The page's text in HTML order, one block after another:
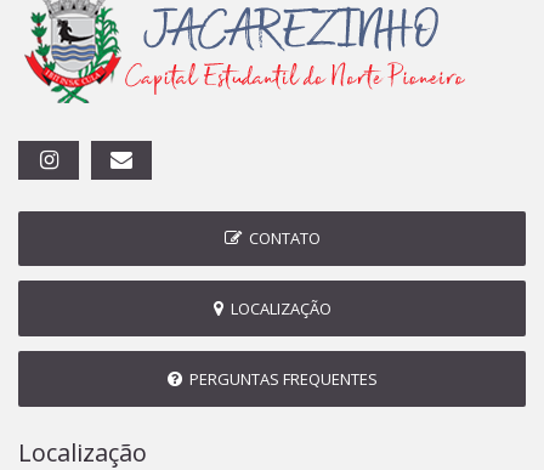
CONTATO
LOCALIZAÇÃO
PERGUNTAS FREQUENTES
Localização